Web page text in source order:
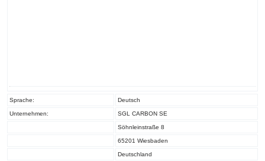
Sprache: Deutsch
Unternehmen: SGL CARBON SE
Söhnleinstraße 8
65201 Wiesbaden
Deutschland